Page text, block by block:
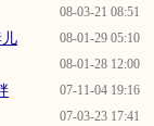
08-03-21 08:51
08-01-29 05:10
08-01-28 12:00
07-11-04 19:16
07-03-23 17:41